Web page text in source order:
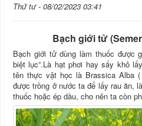
Thứ tư - 08/02/2023 03:41
Bạch giới tử
Bạch giới tử dùng làm thuốc được
biệt lục”.Là hạt phơi hay sấy khô
tên thực vật học là Brassica Alba
được trồng ở nước ta để lấy rau ăn,
thuốc hoặc ép dầu, cho nên ta còn